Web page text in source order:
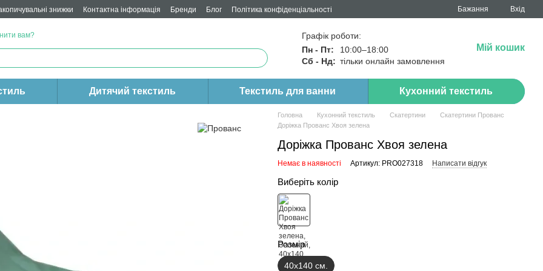
знижки Контактна інформація Бренди Блог
Політика конфіденціальності
Бажання Вхід
вам?
Графік роботи:
Пн - Пт:
10:00–18:00
Сб - Нд: тільки онлайн замовлення
Мій кошик
Дитячий текстиль Текстиль для ванни Кухонний текстиль
Головна Кухонний текстиль Скатертини
Скатертини Прованс
Доріжка Прованс Хвоя зелена
Доріжка Прованс Хвоя зелена
Немає в наявності Артикул: PRO027318 Написати відгук
Виберіть колір
Розмір
40х140 см.